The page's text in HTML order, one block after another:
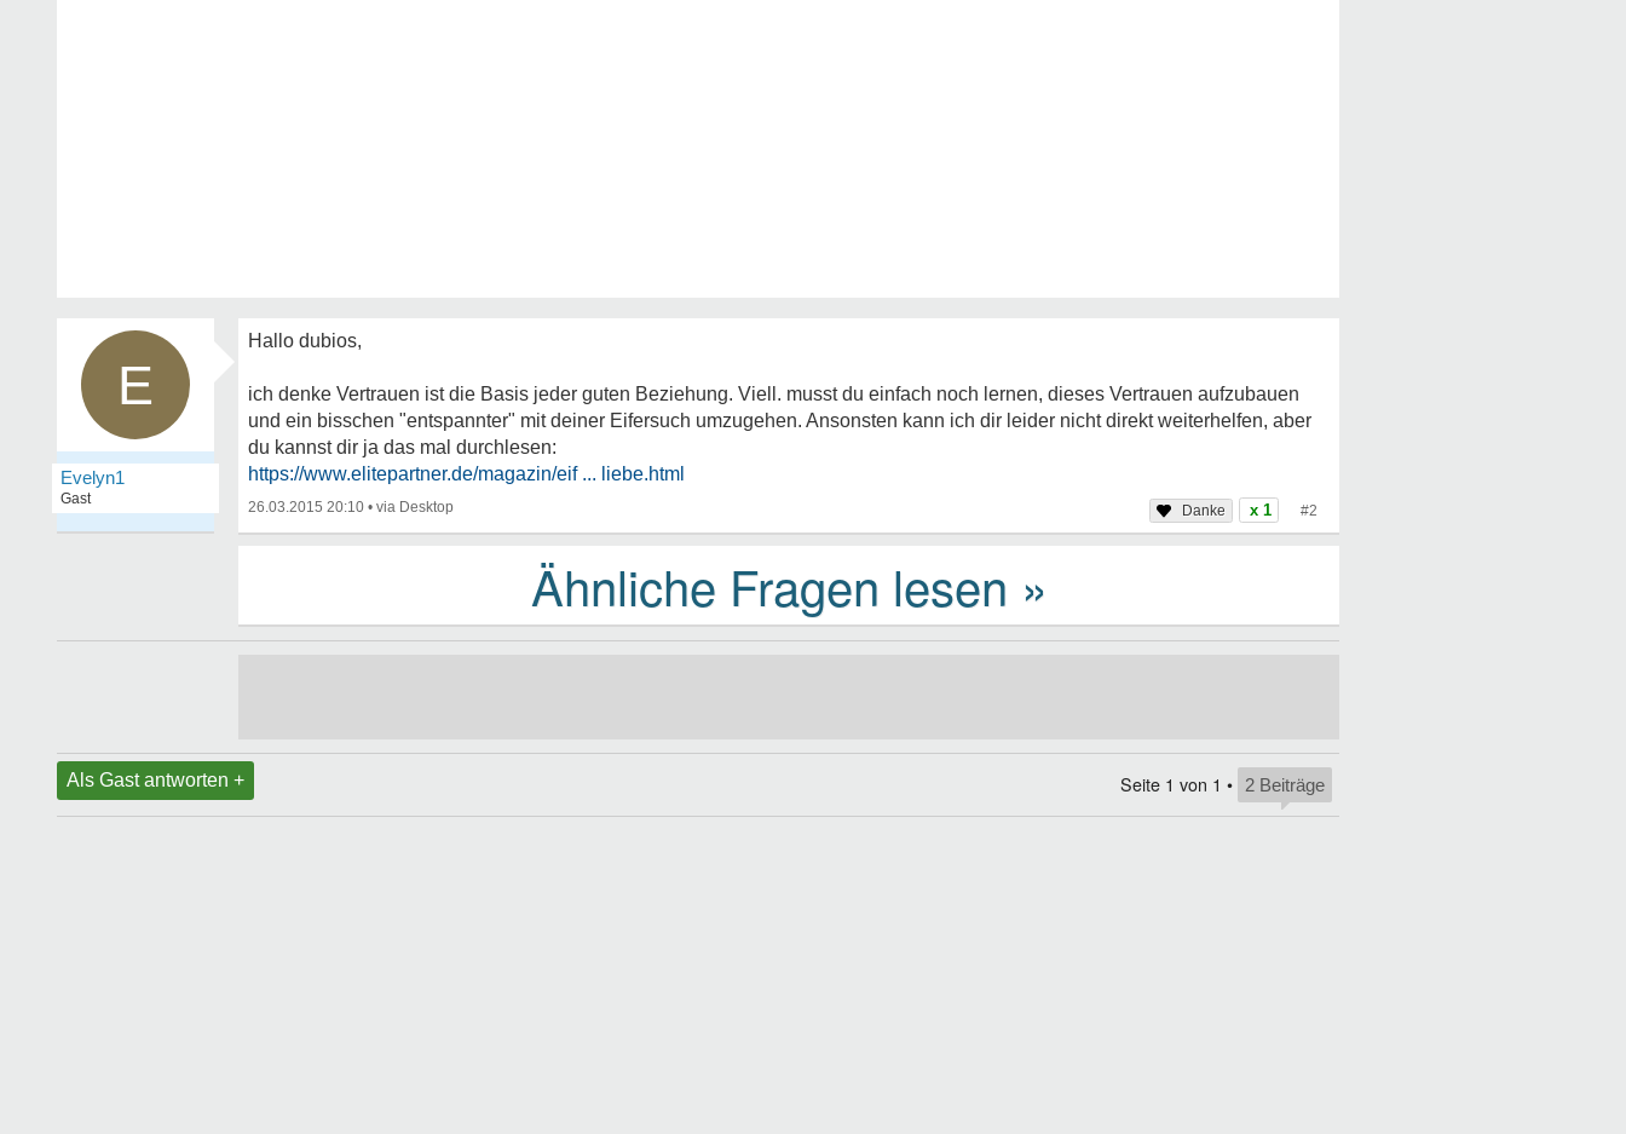
E
Evelyn1
Gast
Hallo dubios,
ich denke Vertrauen ist die Basis jeder guten Beziehung. Viell. musst du einfach noch lernen, dieses Vertrauen aufzubauen
und ein bisschen "entspannter" mit deiner Eifersuch umzugehen. Ansonsten kann ich dir leider nicht direkt weiterhelfen, aber
du kannst dir ja das mal durchlesen:
https://www.elitepartner.de/magazin/eif ... liebe.html
26.03.2015 20:10 • x 1 #2
Als Gast antworten + Seite 1 von 1 • 2 Beiträge